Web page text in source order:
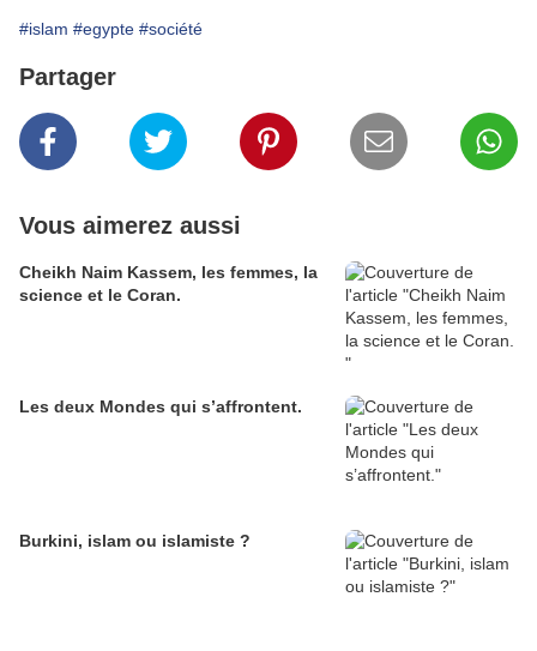
#islam #egypte #société
Partager
Vous aimerez aussi
Cheikh Naim Kassem, les femmes, la
science et le Coran.
Les deux Mondes qui s’affrontent.
Burkini, islam ou islamiste ?